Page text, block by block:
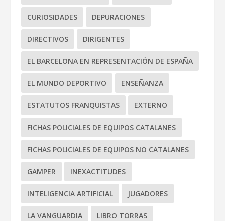
CURIOSIDADES DEPURACIONES
DIRECTIVOS DIRIGENTES
EL BARCELONA EN REPRESENTACIÓN DE ESPAÑA
EL MUNDO DEPORTIVO ENSEÑANZA
ESTATUTOS FRANQUISTAS EXTERNO
FICHAS POLICIALES DE EQUIPOS CATALANES
FICHAS POLICIALES DE EQUIPOS NO CATALANES
GAMPER INEXACTITUDES
INTELIGENCIA ARTIFICIAL JUGADORES
LA VANGUARDIA LIBRO TORRAS